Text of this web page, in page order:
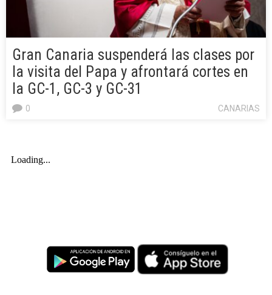
Gran Canaria suspenderá las clases por
la visita del Papa y afrontará cortes en
la GC-1, GC-3 y GC-31
CANARIAS
0